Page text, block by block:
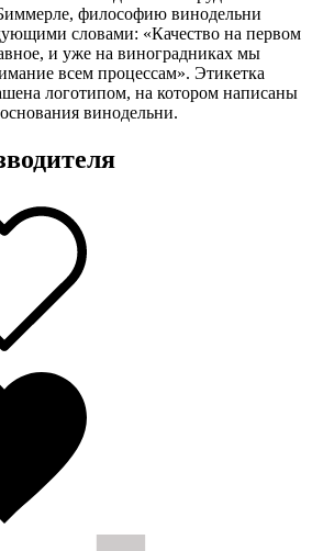
философию винодельни
словами: «Качество на первом
и уже на виноградниках мы
всем процессам». Этикетка
логотипом, на котором написаны
винодельни.